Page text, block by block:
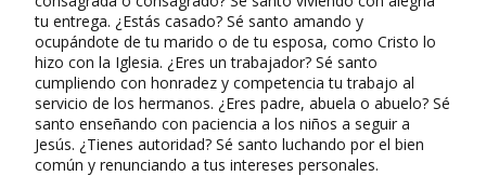
tu entrega. ¿Estás casado? Sé santo amando y
ocupándote de tu marido o de tu esposa, como Cristo lo
hizo con la Iglesia. ¿Eres un trabajador? Sé santo
cumpliendo con honradez y competencia tu trabajo al
servicio de los hermanos. ¿Eres padre, abuela o abuelo? Sé
santo enseñando con paciencia a los niños a seguir a
Jesús. ¿Tienes autoridad? Sé santo luchando por el bien
común y renunciando a tus intereses personales.